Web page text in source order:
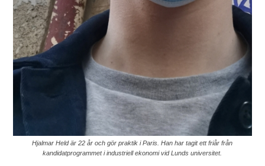
Hjalmar Held är 22 år och gör praktik i Paris. Han har tagit ett friår från
kandidatprogrammet i industriell ekonomi vid Lunds universitet.